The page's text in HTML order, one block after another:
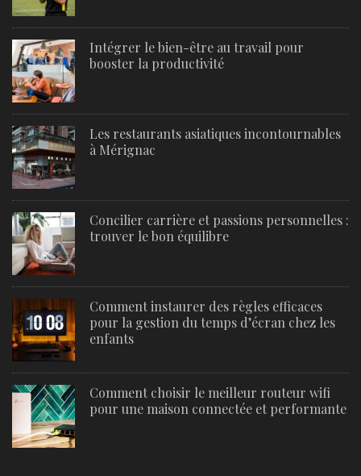
Intégrer le bien-être au travail pour
booster la productivité
Les restaurants asiatiques incontournables
à Mérignac
Concilier carrière et passions personnelles :
trouver le bon équilibre
Comment instaurer des règles efficaces
pour la gestion du temps d’écran chez les
enfants
Comment choisir le meilleur routeur wifi
pour une maison connectée et performante